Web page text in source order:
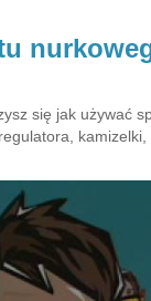
się jak używać